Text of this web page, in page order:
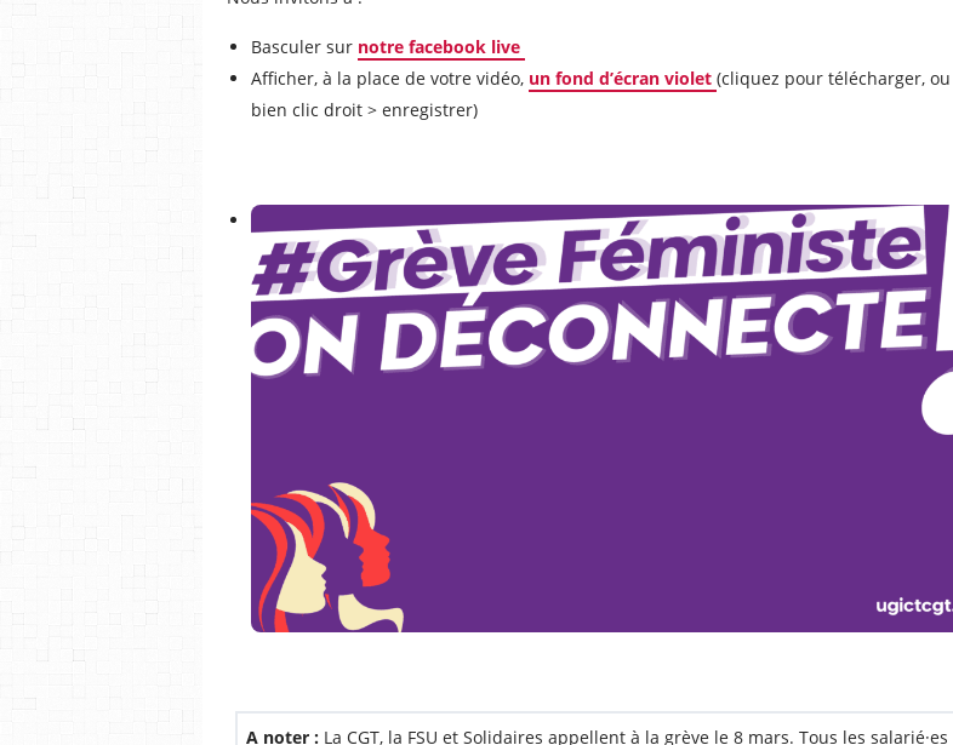
Basculer sur notre facebook live
Afficher, à la place de votre vidéo, un fond d’écran violet (cliquez pour télécharger, ou
bien clic droit > enregistrer)
A noter : La CGT, la FSU et Solidaires appellent à la grève le 8 mars. Tous les salarié·es